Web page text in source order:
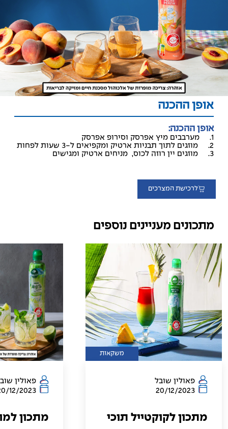
אופן ההכנה
אופן ההכנה:
1. מערבבים מיץ אפרסק וסירופ אפרסק
2. מוזגים לתוך תבניות ארטיק ומקפיאים ל-3 שעות לפחות
3. מוזגים יין רוזה לכוס, מניחים ארטיק ומגישים
לרכישת המצרכים
מתכונים מעניינים נוספים
משקאות
פאולין שובל
20/12/2023
מתכון לקוקטייל תוכי
פאולין
12/2023
מתכון